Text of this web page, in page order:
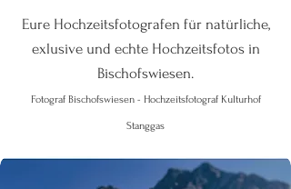
Eure Hochzeitsfotografen für natürliche,
exlusive und echte Hochzeitsfotos in
Bischofswiesen.
Fotograf Bischofswiesen - Hochzeitsfotograf Kulturhof
Stanggas